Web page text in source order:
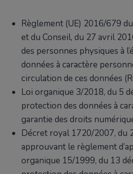
Règlement (UE) 2016/679
et du Conseil, du 27 avril
des personnes physiques à
données à caractère
circulation de ces données
Loi organique 3/2018, du 5
protection des données à
garantie des droits
Décret royal 1720/2007, du
approuvant le règlement
organique 15/1999, du 13